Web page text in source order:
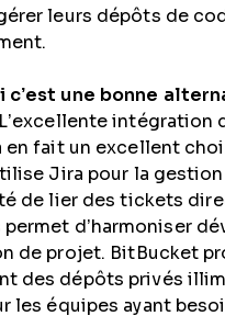
leurs dépôts de
c’est une bonne
intégration
en fait un excellent
Jira pour la gestion
de lier des tickets
d’harmoniser
de projet. BitBucket
des dépôts privés
les équipes ayant